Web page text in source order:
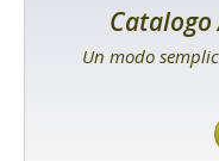
Un modo